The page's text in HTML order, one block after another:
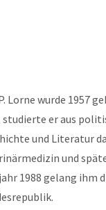
Lorne wurde 1957
studierte er aus
und Literatur
und
1988 gelang ihm